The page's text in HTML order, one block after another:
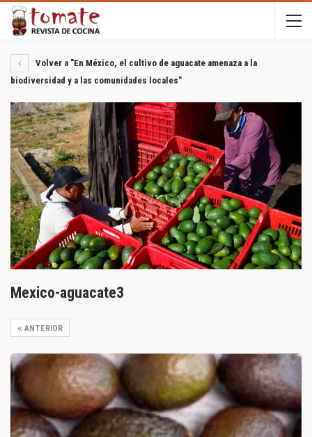
Volver a "En México, el cultivo de aguacate amenaza a la
biodiversidad y a las comunidades locales"
Mexico-aguacate3
ANTERIOR